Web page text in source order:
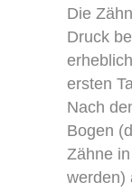
Die
Druck
ersten
Nach
Bogen
Zähne
werden)